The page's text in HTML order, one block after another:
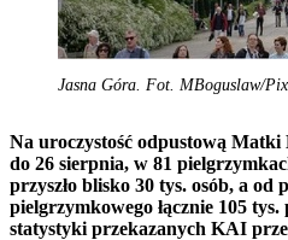
Jasna Góra. Fot. MBoguslaw/
Na uroczystość odpustową Matki
do 26 sierpnia, w 81
przyszło blisko 30 tys. osób, a od
pielgrzymkowego łącznie 105
statystyki przekazanych KAI